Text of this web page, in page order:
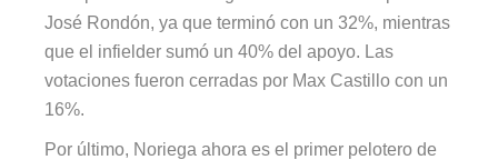
José Rondón, ya que terminó con un 32%, mientras
que el infielder sumó un 40% del apoyo. Las
votaciones fueron cerradas por Max Castillo con un
16%.
Por último, Noriega ahora es el primer pelotero de